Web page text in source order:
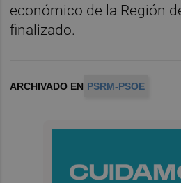
económico de la Región
finalizado.
ARCHIVADO EN PSRM-PSOE